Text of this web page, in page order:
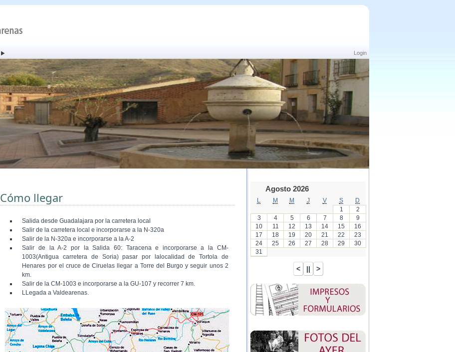
Login
Cómo llegar
Salida desde Guadalajara por la carretera local
Salir de la carretera local e incorporarse a la N-320a
Salir de la N-320a e incorporarse a la A-2
Salir de la A-2 por la Salida 60: Taracena e incorporarse a la CM-
1003(Antigua carretera de Soria) pasar por lalocalidad de Tortola de
Henares por el cruce de Ciruelas llegar a Torre del Burgo y seguir unos 2
km.
Salir de la CM-1003 e incorporarse a la GU-107 y recorrer 7 km.
LLegada a Valdearenas.
Agosto 2026
M M J V S
D
1
2
3
4 5 6 7 8
9
10
11 12 13 14 15
16
17
18 19 20 21 22
23
24
25 26 27 28 29
30
31